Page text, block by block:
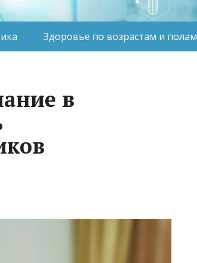
Здоровье по возрастам и полам
в